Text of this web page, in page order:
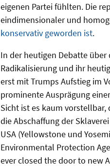
eigenen Partei fühlten. Die
eindimensionaler und
konservativ geworden ist.
In der heutigen Debatte
Radikalisierung und ihr
erst mit Trumps Aufstieg im
prominente Ausprägung
Sicht ist es kaum
die Abschaffung der
USA (Yellowstone und
Environmental Protection
ever closed the door to new